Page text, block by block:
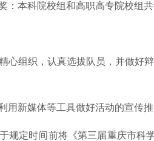
：本科院校组和高职高专院校组
心组织，认真选拔队员，并做
用新媒体等工具做好活动的宣传
于规定时间前将《第三届重庆市